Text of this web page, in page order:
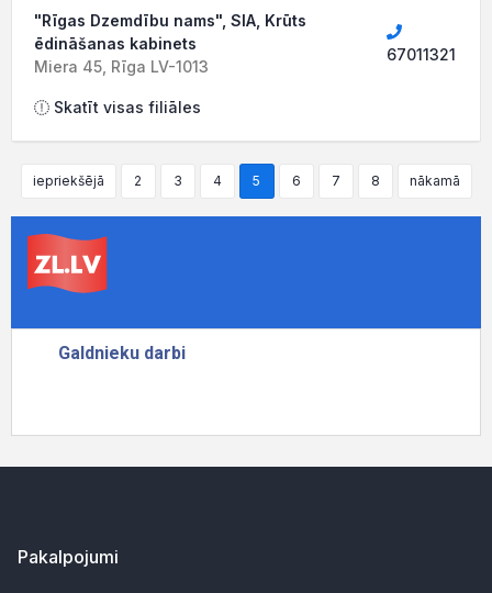
"Rīgas Dzemdību nams", SIA, Krūts
ēdināšanas kabinets
Miera 45, Rīga LV-1013
67011321
Skatīt visas filiāles
iepriekšējā 2 3 4 5 6 7 8 nākamā
Pakalpojumi